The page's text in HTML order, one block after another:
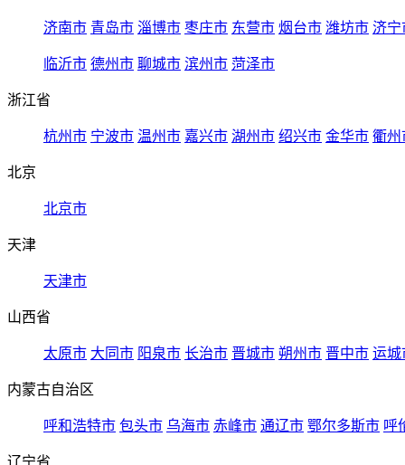
济南市 青岛市 淄博市 枣庄市 东营市 烟台市 潍坊市 济宁
临沂市 德州市 聊城市 滨州市 菏泽市
浙江省
杭州市 宁波市 温州市 嘉兴市 湖州市 绍兴市 金华市 衢州
北京
北京市
天津
天津市
山西省
太原市 大同市 阳泉市 长治市 晋城市 朔州市 晋中市 运城
内蒙古自治区
呼和浩特市 包头市 乌海市 赤峰市 通辽市 鄂尔多斯市 呼
辽宁省